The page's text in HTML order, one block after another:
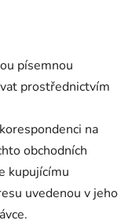
písemnou
prostřednictvím
na
obchodních
kupujícímu
uvedenou v jeho